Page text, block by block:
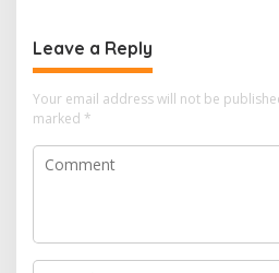
Leave a Reply
Your email address will not be
marked *